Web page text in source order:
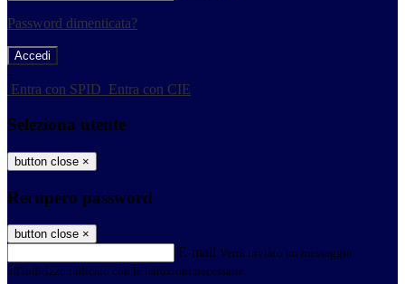
Password dimenticata?
-
Entra con SPID Entra con CIE
Seleziona utente
button close ×
Recupero password
button close ×
E-mail Verrà inviato un messaggio
all'indirizzo indicato con le istruzioni necessarie.